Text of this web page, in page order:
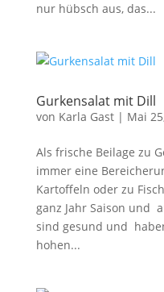
nur hübsch aus, das...
Gurkensalat mit Dill
von Karla Gast| Mai
Als frische Beilage zu
immer eine
Kartoffeln oder zu
ganz Jahr Saison und
sind gesund und
hohen...